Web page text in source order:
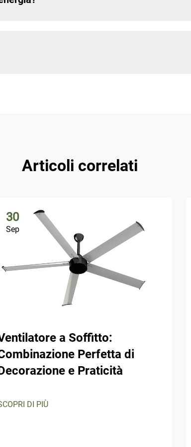
Articoli correlati
30
Sep
a Soffitto:
Perfetta di
e Praticità
DI PIÙ